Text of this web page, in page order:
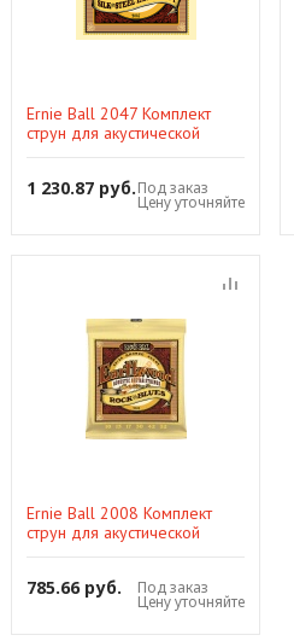
Ernie Ball 2047 Комплект
струн для акустической
1 230.87 руб.Под заказ
Цену уточняйте
Ernie Ball 2008 Комплект
струн для акустической
785.66 руб. Под заказ
Цену уточняйте